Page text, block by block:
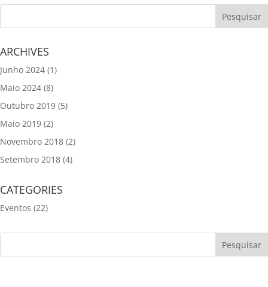
ARCHIVES
Junho 2024 (1)
Maio 2024 (8)
Outubro 2019 (5)
Maio 2019 (2)
Novembro 2018 (2)
Setembro 2018 (4)
CATEGORIES
Eventos (22)